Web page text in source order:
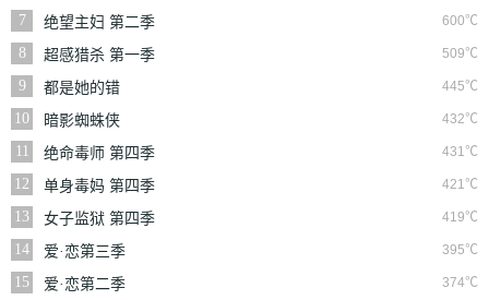
7
600℃
绝望主妇 第二季
8
509℃
超感猎杀 第一季
9
445℃
都是她的错
10
432℃
暗影蜘蛛侠
11
431℃
绝命毒师 第四季
12
421℃
单身毒妈 第四季
13
419℃
女子监狱 第四季
14
395℃
爱·恋第三季
15
374℃
爱·恋第二季